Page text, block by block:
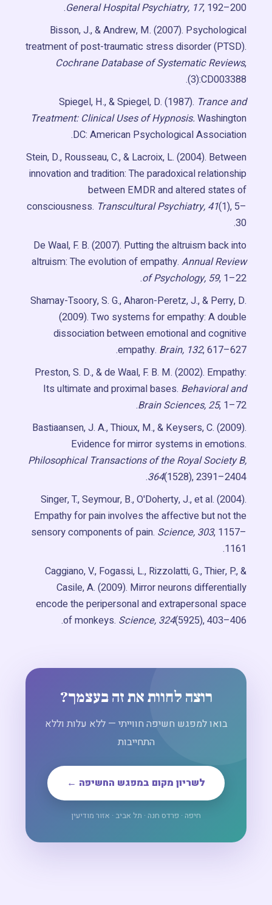
General Hospital Psychiatry, 17, 192–200.
Bisson, J., & Andrew, M. (2007). Psychological
treatment of post-traumatic stress disorder (PTSD).
Cochrane Database of Systematic Reviews,
(3):CD003388.
Spiegel, H., & Spiegel, D. (1987). Trance and
Treatment: Clinical Uses of Hypnosis. Washington
DC: American Psychological Association.
Stein, D., Rousseau, C., & Lacroix, L. (2004). Between
innovation and tradition: The paradoxical relationship
between EMDR and altered states of
consciousness. Transcultural Psychiatry, 41(1), 5–
30.
De Waal, F. B. (2007). Putting the altruism back into
altruism: The evolution of empathy. Annual Review
of Psychology, 59, 1–22.
Shamay-Tsoory, S. G., Aharon-Peretz, J., & Perry, D.
(2009). Two systems for empathy: A double
dissociation between emotional and cognitive
empathy. Brain, 132, 617–627.
Preston, S. D., & de Waal, F. B. M. (2002). Empathy:
Its ultimate and proximal bases. Behavioral and
Brain Sciences, 25, 1–72.
Bastiaansen, J. A., Thioux, M., & Keysers, C. (2009).
Evidence for mirror systems in emotions.
Philosophical Transactions of the Royal Society B,
364(1528), 2391–2404.
Singer, T., Seymour, B., O'Doherty, J., et al. (2004).
Empathy for pain involves the affective but not the
sensory components of pain. Science, 303, 1157–
1161.
Caggiano, V., Fogassi, L., Rizzolatti, G., Thier, P., &
Casile, A. (2009). Mirror neurons differentially
encode the peripersonal and extrapersonal space
of monkeys. Science, 324(5925), 403–406.
רוצה לחוות את זה בעצמך?
בואו למפגש חשיפה חווייתי — ללא עלות וללא
התחייבות
לשריון מקום במפגש החשיפה ←
חיפה · פרדס חנה · תל אביב · אזור מודיעין